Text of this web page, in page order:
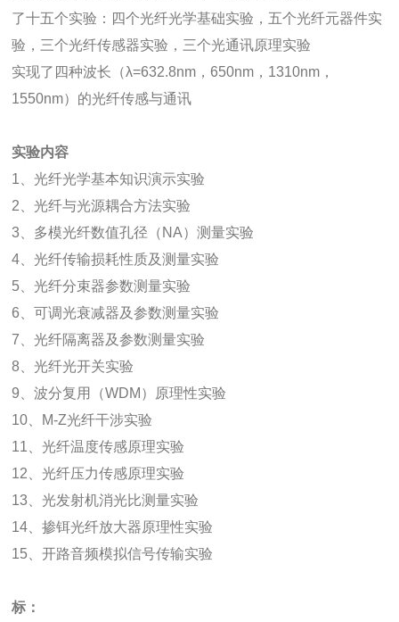
了十五个实验：四个光纤光学基础实验，五个光纤元器件实
验，三个光纤传感器实验，三个光通讯原理实验
实现了四种波长（λ=632.8nm，650nm，1310nm，
1550nm）的光纤传感与通讯
实验内容
1、光纤光学基本知识演示实验
2、光纤与光源耦合方法实验
3、多模光纤数值孔径（NA）测量实验
4、光纤传输损耗性质及测量实验
5、光纤分束器参数测量实验
6、可调光衰减器及参数测量实验
7、光纤隔离器及参数测量实验
8、光纤光开关实验
9、波分复用（WDM）原理性实验
10、M-Z光纤干涉实验
11、光纤温度传感原理实验
12、光纤压力传感原理实验
13、光发射机消光比测量实验
14、掺铒光纤放大器原理性实验
15、开路音频模拟信号传输实验
标：